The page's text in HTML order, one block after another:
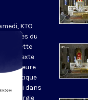
KTO
du
cette
sexte
heure
antique
à midi dans
la liturgie